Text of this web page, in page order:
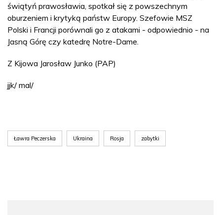
świątyń prawosławia, spotkał się z powszechnym
oburzeniem i krytyką państw Europy. Szefowie MSZ
Polski i Francji porównali go z atakami - odpowiednio - na
Jasną Górę czy katedrę Notre-Dame.
Z Kijowa Jarosław Junko (PAP)
jjk/ mal/
Ławra Peczerska Ukraina Rosja zabytki